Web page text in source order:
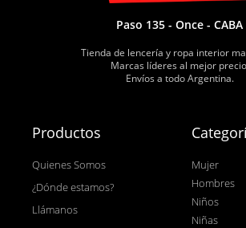
Paso 135 - Once - CABA
Tienda de lencería y ropa interior
Marcas líderes al mejor
Envíos a todo Argentina.
Productos
Quienes Somos
¿Dónde estamos?
Llámanos
Mujer
Hombres
Niños
Niñas